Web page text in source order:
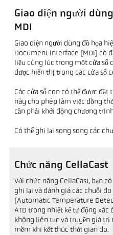
Giao diện người
MDI
Giao diện người dùng đồ họa
Document Interface (MDI) có
liệu cùng lúc trong một cửa sổ
được hiển thị trong các cửa sổ
Các cửa sổ con có thể được
này cho phép làm việc đồng
cần phải khởi động chương
Có thể ghi lại song song các
Chức năng CellaCast
Với chức năng CellaCast, bạn
ghi lại và đánh giá các chuỗi
(Automatic Temperature
ATD trong nhiệt kế tự động
không liên tục và truyền giá trị
mềm khi kết thúc thời gian đo.